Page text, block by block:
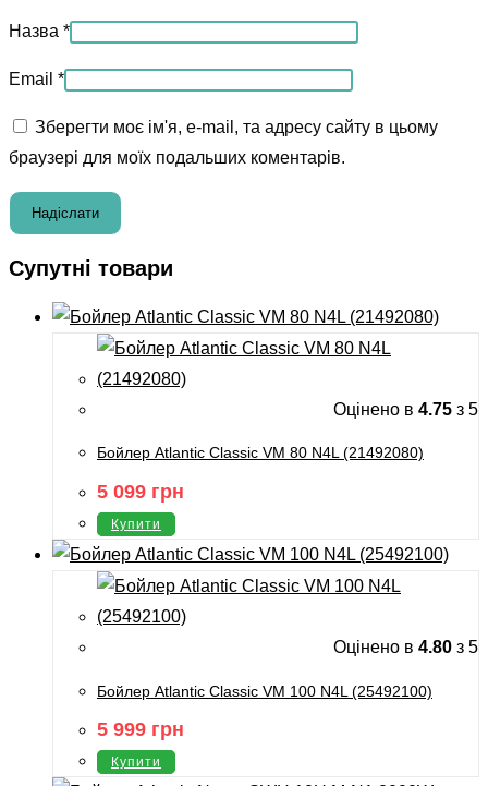
Назва *
Email *
Зберегти моє ім'я, e-mail, та адресу сайту в цьому
браузері для моїх подальших коментарів.
Супутні товари
Оцінено в 4.75 з 5
Бойлер Atlantic Classic VM 80 N4L (21492080)
5 099 грн
Купити
Оцінено в 4.80 з 5
Бойлер Atlantic Classic VM 100 N4L (25492100)
5 999 грн
Купити